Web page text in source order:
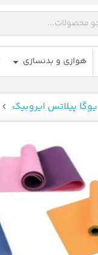
هوازی و بدنسازی
یوگا پیلاتس ایروبیک